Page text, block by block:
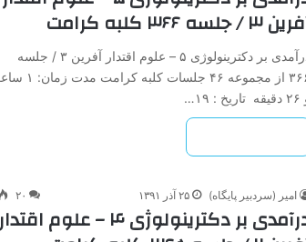
/ جلسه ۳۶۶ کلبه کرامت
درآمدی بر دکترینولوژی ۵ – علوم اقتدار آفرین ۳ / جلسه
۳۶۶ از مجموعه ۴۶ جلسات کلبه
۱۹…
امیر (سردبیر پایگاه) ۲۵ آذر ۱۳۹۱ ۲۰
درآمدی بر دکترینولوژی ۴ – علوم اقتدار